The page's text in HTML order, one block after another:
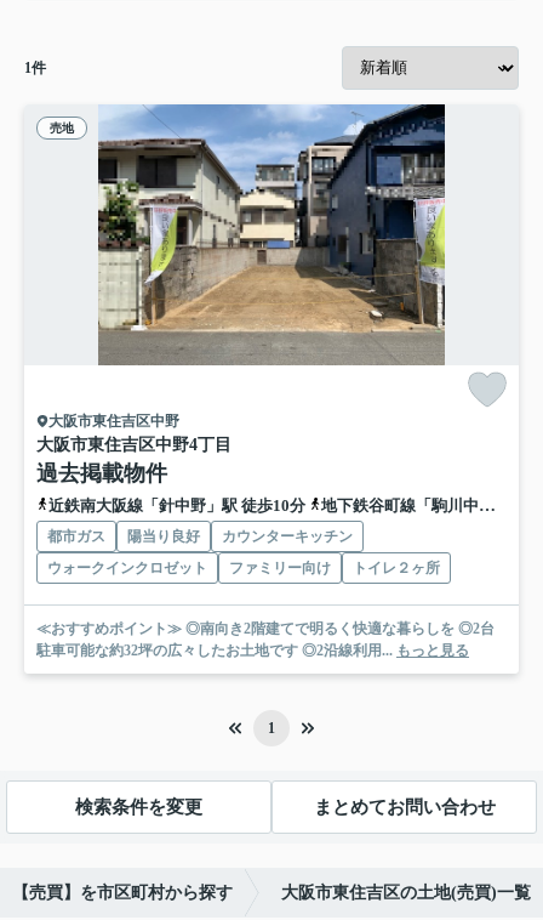
1件
売地
大阪市東住吉区中野
大阪市東住吉区中野4丁目
過去掲載物件
近鉄南大阪線「針中野」駅 徒歩10分 地下鉄谷町線「駒川中野」駅 徒歩14分
都市ガス 陽当り良好
カウンターキッチン
ウォークインクロゼット
ファミリー向け トイレ２ヶ所
≪おすすめポイント≫ ◎南向き2階建てで明るく快適な暮らしを ◎2台
駐車可能な約32坪の広々したお土地です ◎2沿線利用... もっと見る
1
検索条件を変更 まとめてお問い合わせ
【売買】を市区町村から探す 大阪市東住吉区の土地(売買)一覧